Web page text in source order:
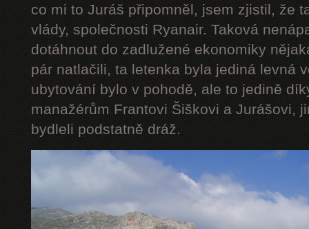
co mi to Juráš připomněl, jsem zjistil, že
vlády, společnosti Ryanair. Taková
dotáhnout do zadlužené ekonomiky
pár natlačili, ta letenka byla jediná levná
ubytování bylo v pohodě, ale to jedině
manažérům Frantovi Šiškovi a Jurášovi,
bydleli podstatně dráž.